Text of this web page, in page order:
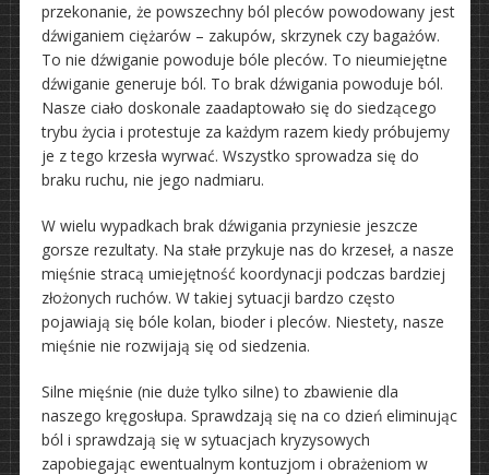
przekonanie, że powszechny ból pleców powodowany jest
dźwiganiem ciężarów – zakupów, skrzynek czy bagażów.
To nie dźwiganie powoduje bóle pleców. To nieumiejętne
dźwiganie generuje ból. To brak dźwigania powoduje ból.
Nasze ciało doskonale zaadaptowało się do siedzącego
trybu życia i protestuje za każdym razem kiedy próbujemy
je z tego krzesła wyrwać. Wszystko sprowadza się do
braku ruchu, nie jego nadmiaru.
W wielu wypadkach brak dźwigania przyniesie jeszcze
gorsze rezultaty. Na stałe przykuje nas do krzeseł, a nasze
mięśnie stracą umiejętność koordynacji podczas bardziej
złożonych ruchów. W takiej sytuacji bardzo często
pojawiają się bóle kolan, bioder i pleców. Niestety, nasze
mięśnie nie rozwijają się od siedzenia.
Silne mięśnie (nie duże tylko silne) to zbawienie dla
naszego kręgosłupa. Sprawdzają się na co dzień eliminując
ból i sprawdzają się w sytuacjach kryzysowych
zapobiegając ewentualnym kontuzjom i obrażeniom w